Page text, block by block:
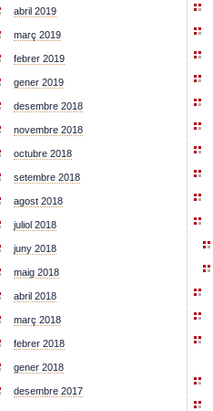
abril 2019
març 2019
febrer 2019
gener 2019
desembre 2018
novembre 2018
octubre 2018
setembre 2018
agost 2018
juliol 2018
juny 2018
maig 2018
abril 2018
març 2018
febrer 2018
gener 2018
desembre 2017